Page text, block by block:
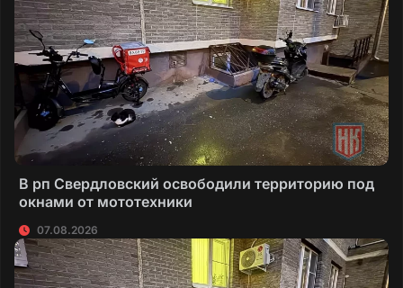
В рп Свердловский освободили территорию под
окнами от мототехники
07.08.2026